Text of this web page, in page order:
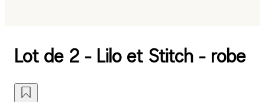
Lot de 2 - Lilo et Stitch - robe